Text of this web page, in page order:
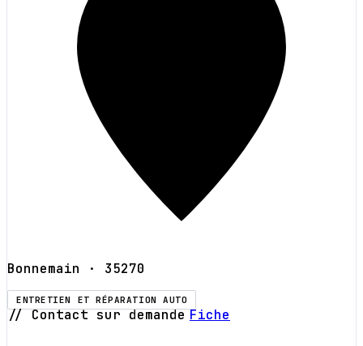
Bonnemain · 35270
ENTRETIEN ET RÉPARATION AUTO
// Contact sur demande Fiche